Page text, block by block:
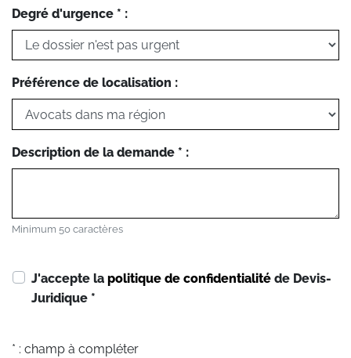
Degré d'urgence * :
Préférence de localisation :
Description de la demande * :
Minimum 50 caractères
J'accepte la politique de confidentialité de Devis-
Juridique *
* : champ à compléter